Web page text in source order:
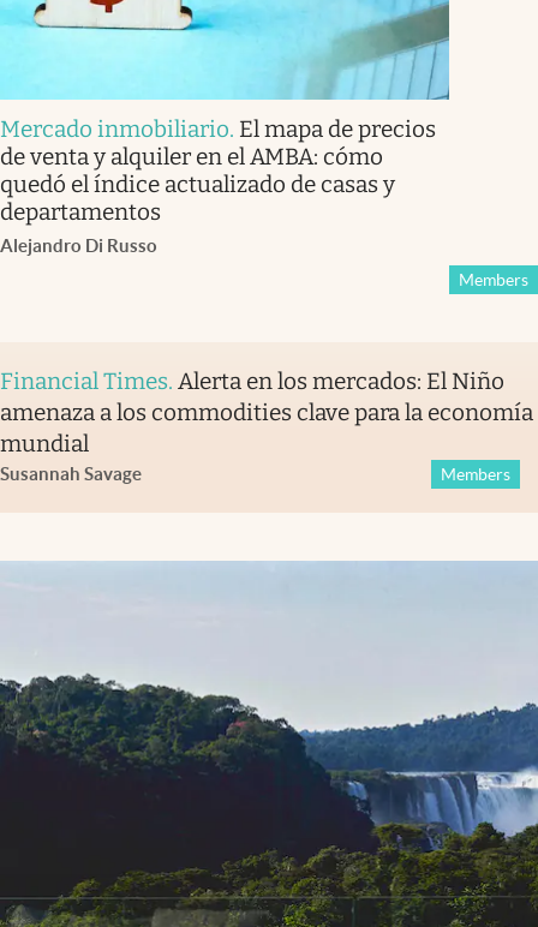
Mercado inmobiliario. El mapa de precios
de venta y alquiler en el AMBA: cómo
quedó el índice actualizado de casas y
departamentos
Alejandro Di Russo
Members
Financial Times. Alerta en los mercados: El Niño
amenaza a los commodities clave para la economía
mundial
Susannah Savage Members